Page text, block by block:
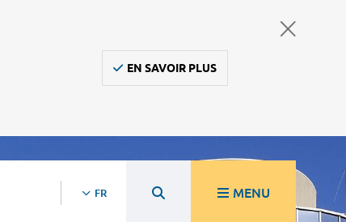
EN SAVOIR PLUS
FR MENU